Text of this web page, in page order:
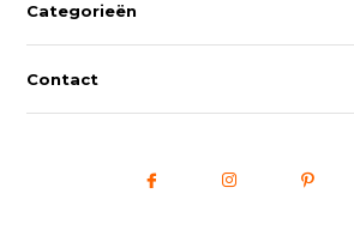
Categorieën
Contact